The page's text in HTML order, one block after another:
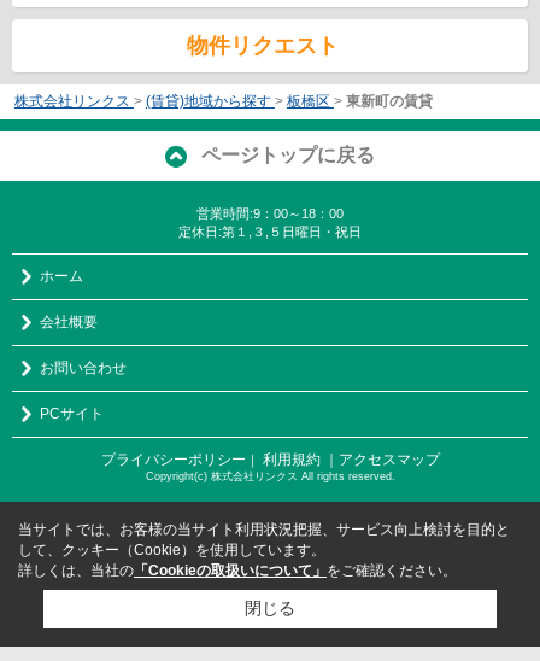
物件リクエスト
株式会社リンクス > (賃貸)地域から探す > 板橋区 > 東新町の賃貸
ページトップに戻る
営業時間:9：00～18：00
定休日:第１,３,５日曜日・祝日
ホーム
会社概要
お問い合わせ
PCサイト
プライバシーポリシー ｜ 利用規約 ｜アクセスマップ
Copyright(c) 株式会社リンクス All rights reserved.
当サイトでは、お客様の当サイト利用状況把握、サービス向上検討を目的と
して、クッキー（Cookie）を使用しています。
詳しくは、当社の 「Cookieの取扱いについて」 をご確認ください。
閉じる